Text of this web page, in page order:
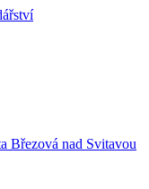
Březová nad Svitavou